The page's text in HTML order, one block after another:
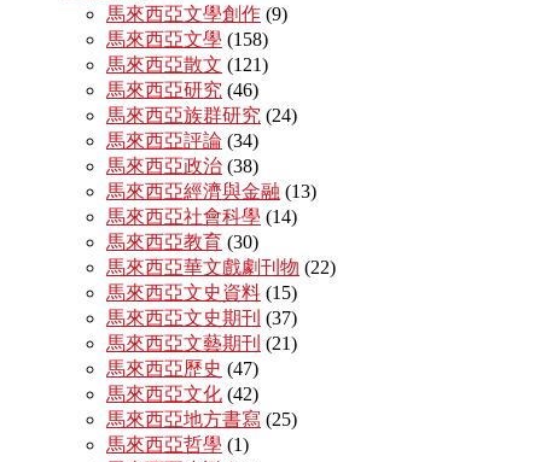
馬來西亞文學創作 (9)
馬來西亞文學 (158)
馬來西亞散文 (121)
馬來西亞研究 (46)
馬來西亞族群研究 (24)
馬來西亞評論 (34)
馬來西亞政治 (38)
馬來西亞經濟與金融 (13)
馬來西亞社會科學 (14)
馬來西亞教育 (30)
馬來西亞華文戲劇刊物 (22)
馬來西亞文史資料 (15)
馬來西亞文史期刊 (37)
馬來西亞文藝期刊 (21)
馬來西亞歷史 (47)
馬來西亞文化 (42)
馬來西亞地方書寫 (25)
馬來西亞哲學 (1)